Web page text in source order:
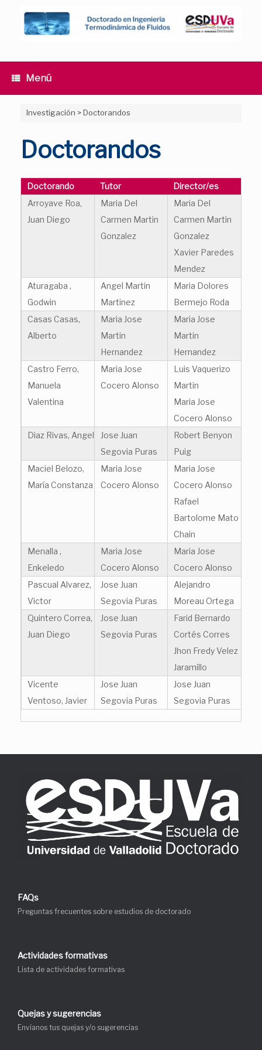
contenido
Menú
Investigación >Doctorandos
Doctorandos
Doctorando Tutor
Director/es
Arroyave Roa,
Juan Diego
Maria Del
Carmen Martin
Gonzalez
Maria Del
Carmen Martin
Gonzalez
Xavier Paredes
Mendez
Aturagaba ,
Godwin
Angel Martin
Martinez
Maria Dolores
Bermejo Roda
Casas Casas,
Alberto
Maria Jose
Martin
Hernandez
Maria Jose
Martin
Hernandez
Castro Ferro,
Manuela
Valentina
Maria Jose
Cocero Alonso
Luis Vaquerizo
Martin
Maria Jose
Cocero Alonso
Diaz Rivas, Angel
Jose Juan
Segovia Puras
Robert Benyon
Puig
Maciel Belozo,
María Constanza
Maria Jose
Cocero Alonso
Maria Jose
Cocero Alonso
Rafael
Bartolome Mato
Chain
Menalla ,
Enkeledo
Maria Jose
Cocero Alonso
Maria Jose
Cocero Alonso
Pascual Alvarez,
Victor
Jose Juan
Segovia Puras
Alejandro
Moreau Ortega
Quintero Correa,
Juan Diego
Jose Juan
Segovia Puras
Farid Bernardo
Cortés Corres
Jhon Fredy Velez
Jaramillo
Vicente
Ventoso, Javier
Jose Juan
Segovia Puras
Jose Juan
Segovia Puras
FAQs
Preguntas frecuentes sobre estudios de doctorado
Actividades formativas
Lista de actividades formativas
Quejas y sugerencias
Envíanos tus quejas y/o sugerencias